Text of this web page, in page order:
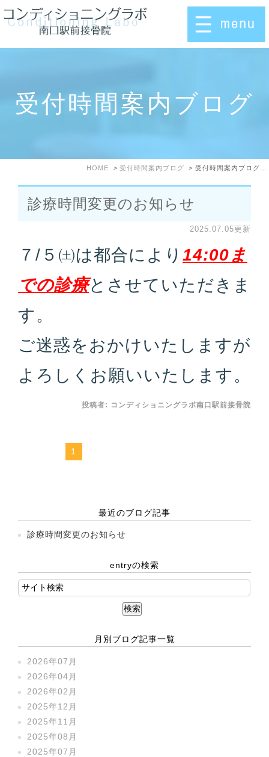
受付時間案内ブログ
HOME 受付時間案内ブログ
診療時間変更のお知らせ
2025.07.05更新
７/５㈯は都合により 14:00ま
での診療とさせていただきま
す。
ご迷惑をおかけいたしますが
よろしくお願いいたします。
投稿者: コンディショニングラボ南口駅前接骨院
1
最近のブログ記事
診療時間変更のお知らせ
entryの検索
月別ブログ記事一覧
2026年07月
2026年04月
2026年02月
2025年12月
2025年11月
2025年08月
2025年07月